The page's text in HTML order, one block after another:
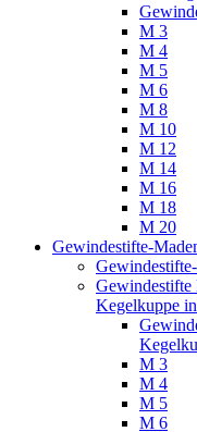
M 3
M 4
M 5
M 6
M 8
M 10
M 12
M 14
M 16
M 18
M 20
Gewindestifte-
Gewindestifte
Kegelkuppe
M 3
M 4
M 5
M 6